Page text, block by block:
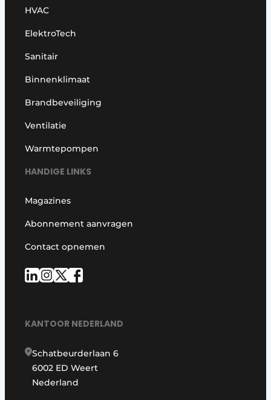
HVAC
ElektroTech
Sanitair
Binnenklimaat
Brandbeveiliging
Ventilatie
Warmtepompen
HANDIGE LINKS
Magazines
Abonnement aanvragen
Contact opnemen
KANTOOR NEDERLAND
Schatbeurderlaan 6
6002 ED Weert
Nederland